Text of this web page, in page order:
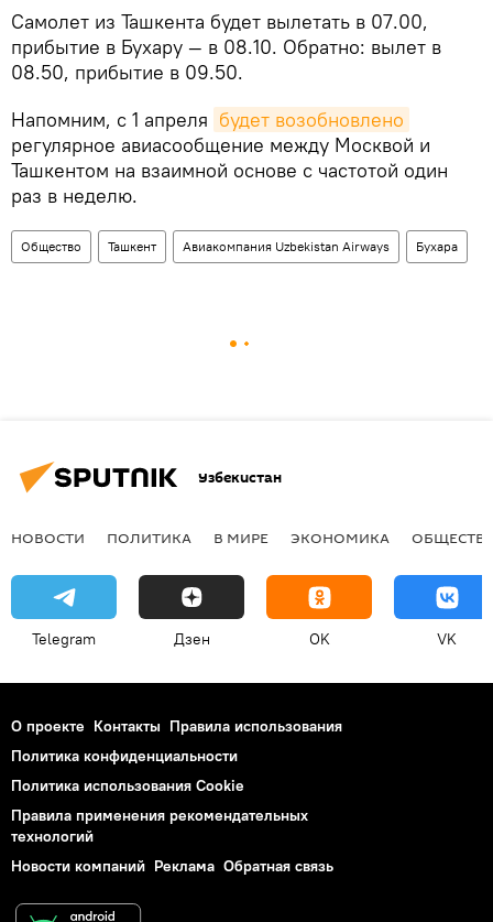
Самолет из Ташкента будет вылетать в 07.00,
прибытие в Бухару — в 08.10. Обратно: вылет в
08.50, прибытие в 09.50.
Напомним, с 1 апреля будет возобновлено
регулярное авиасообщение между Москвой и
Ташкентом на взаимной основе с частотой один
раз в неделю.
Общество Ташкент Авиакомпания Uzbekistan Airways Бухара
Узбекистан
НОВОСТИ ПОЛИТИКА В МИРЕ ЭКОНОМИКА
Telegram Дзен OK VK
О проекте Контакты Правила использования
Политика конфиденциальности
Политика использования Cookie
Правила применения рекомендательных
технологий
Новости компаний Реклама Обратная связь